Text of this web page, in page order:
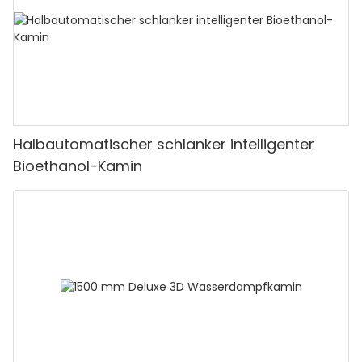
Halbautomatischer schlanker intelligenter
Bioethanol-Kamin